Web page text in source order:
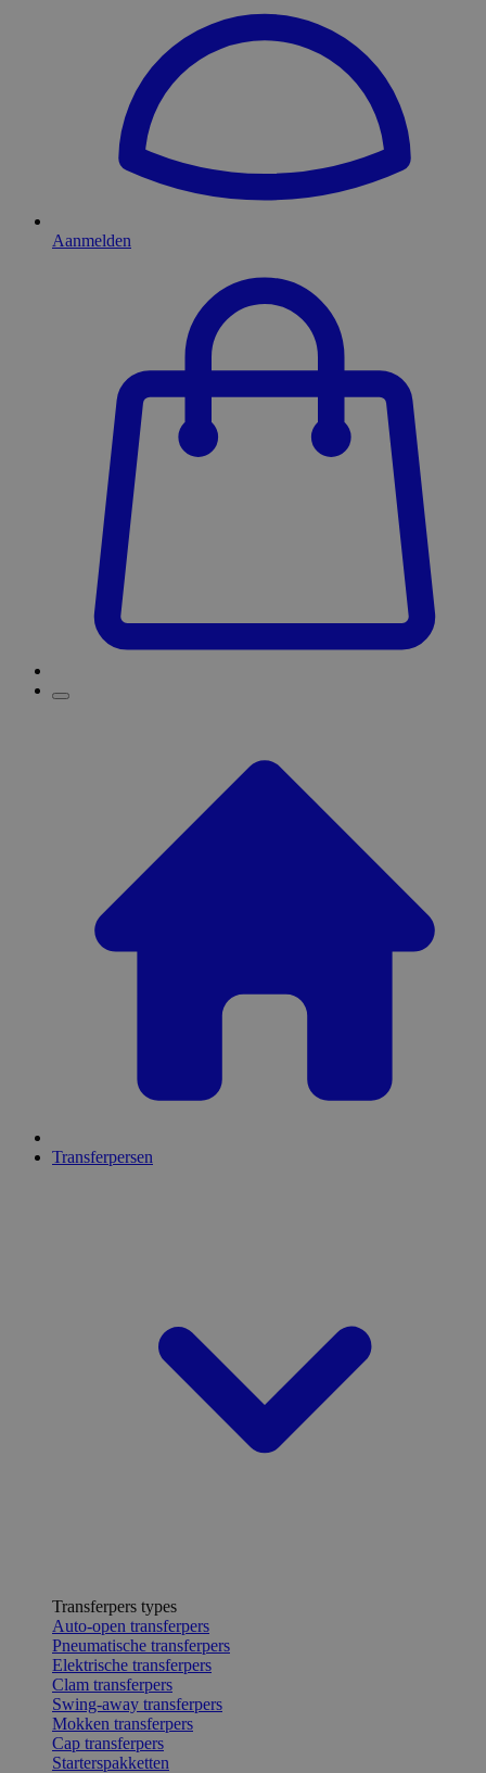
Aanmelden
Transferpersen
Transferpers types
Auto-open transferpers
Pneumatische transferpers
Elektrische transferpers
Clam transferpers
Swing-away transferpers
Mokken transferpers
Cap transferpers
Starterspakketten